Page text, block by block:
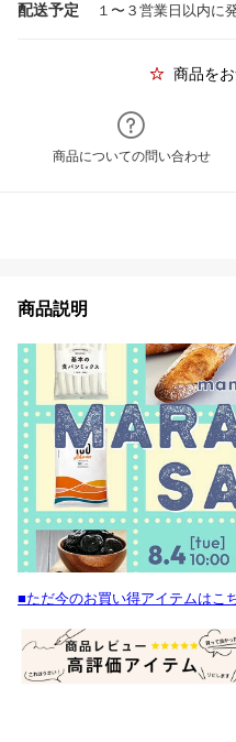
配送予定 １〜３営業日以内に
商品を
商品についての問い合わせ
商品説明
■ただ今のお買い得アイテムはこ